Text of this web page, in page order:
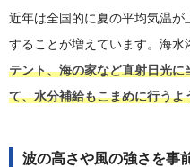
近年は全国的に夏の平均気温
することが増えています。海水
テント、海の家など直射日光
て、水分補給もこまめに行うよ
波の高さや風の強さを事